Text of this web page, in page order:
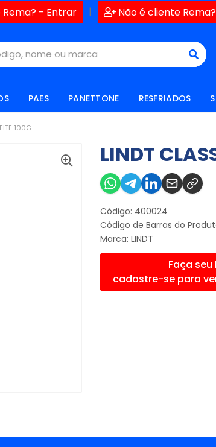
- Entrar | Não é cliente
PAES PANETTONE RESFRIADOS
100G
LINDT
Código: 400024
Código de Barras do
Marca: LINDT
Faça
cadastre-se para